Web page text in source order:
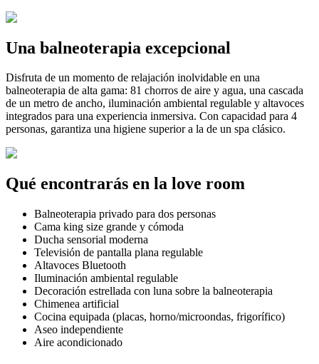
Una balneoterapia excepcional
Disfruta de un momento de relajación inolvidable en una
balneoterapia de alta gama: 81 chorros de aire y agua, una cascada
de un metro de ancho, iluminación ambiental regulable y altavoces
integrados para una experiencia inmersiva. Con capacidad para 4
personas, garantiza una higiene superior a la de un spa clásico.
Qué encontrarás en la love room
Balneoterapia privado para dos personas
Cama king size grande y cómoda
Ducha sensorial moderna
Televisión de pantalla plana regulable
Altavoces Bluetooth
Iluminación ambiental regulable
Decoración estrellada con luna sobre la balneoterapia
Chimenea artificial
Cocina equipada (placas, horno/microondas, frigorífico)
Aseo independiente
Aire acondicionado